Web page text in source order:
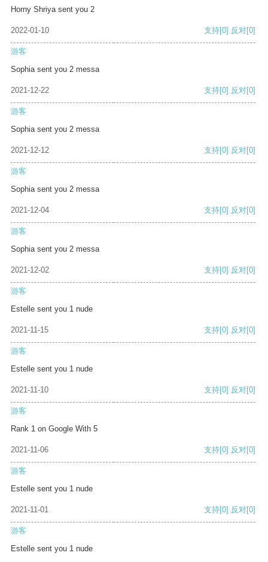
Horny Shriya sent you 2
2022-01-10 支持[0] 反对[0]
游客
Sophia sent you 2 messa
2021-12-22 支持[0] 反对[0]
游客
Sophia sent you 2 messa
2021-12-12 支持[0] 反对[0]
游客
Sophia sent you 2 messa
2021-12-04 支持[0] 反对[0]
游客
Sophia sent you 2 messa
2021-12-02 支持[0] 反对[0]
游客
Estelle sent you 1 nude
2021-11-15 支持[0] 反对[0]
游客
Estelle sent you 1 nude
2021-11-10 支持[0] 反对[0]
游客
Rank 1 on Google With 5
2021-11-06 支持[0] 反对[0]
游客
Estelle sent you 1 nude
2021-11-01 支持[0] 反对[0]
游客
Estelle sent you 1 nude